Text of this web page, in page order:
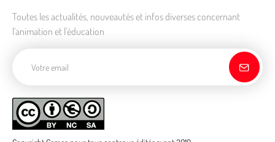
Toutes les actualités, nouveautés et infos diverses concernant
l'animation et l'éducation